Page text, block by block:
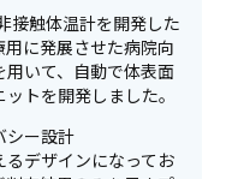
接触体温計を開発した
に発展させた病院向
いて、自動で体表面
トを開発しました。
シー設計
デザインになってお